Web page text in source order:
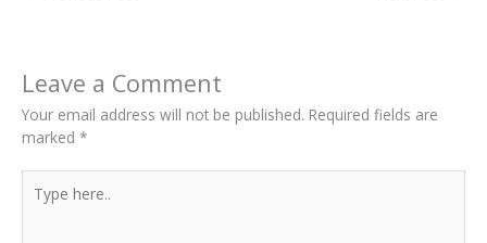
Leave a Comment
Your email address will not be published. Required fields are
marked *
here..